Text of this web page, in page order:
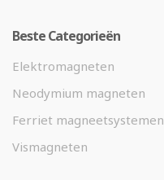
Beste Categorieën
Elektromagneten
Neodymium magneten
Ferriet magneetsystemen
Vismagneten